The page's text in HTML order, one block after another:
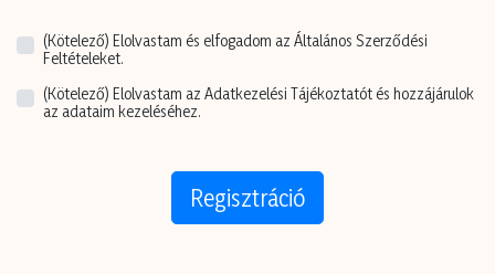
(Kötelező) Elolvastam és elfogadom az Általános Szerződési
Feltételeket.
(Kötelező) Elolvastam az Adatkezelési Tájékoztatót és hozzájárulok
az adataim kezeléséhez.
Regisztráció